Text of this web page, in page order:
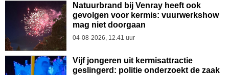
Natuurbrand bij Venray heeft ook
gevolgen voor kermis: vuurwerkshow
mag niet doorgaan
04-08-2026, 12.41 uur
Vijf jongeren uit kermisattractie
geslingerd: politie onderzoekt de zaak